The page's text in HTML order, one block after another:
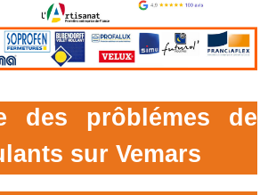
des prôblémes de
sur Vemars